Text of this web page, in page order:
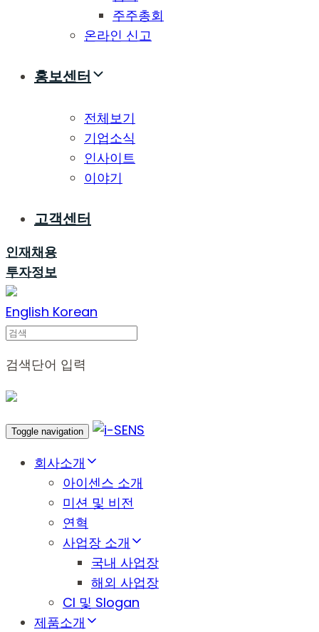
주주총회
온라인 신고
홍보센터
전체보기
기업소식
인사이트
이야기
고객센터
인재채용
투자정보
English Korean
Search
검색단어 입력
Toggle navigation
회사소개
아이센스 소개
미션 및 비전
연혁
사업장 소개
국내 사업장
해외 사업장
CI 및 Slogan
제품소개